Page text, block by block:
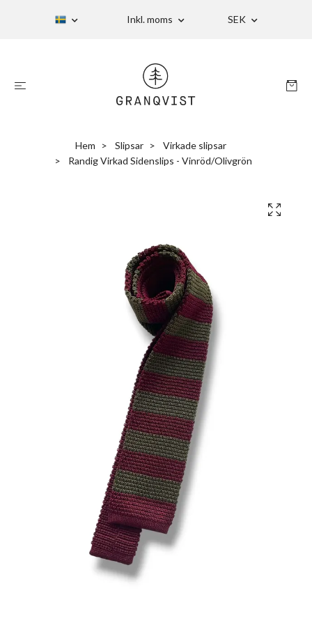
Inkl. moms SEK
Hem Slipsar
Virkade slipsar
Randig Virkad Sidenslips - Vinröd/Olivgrön